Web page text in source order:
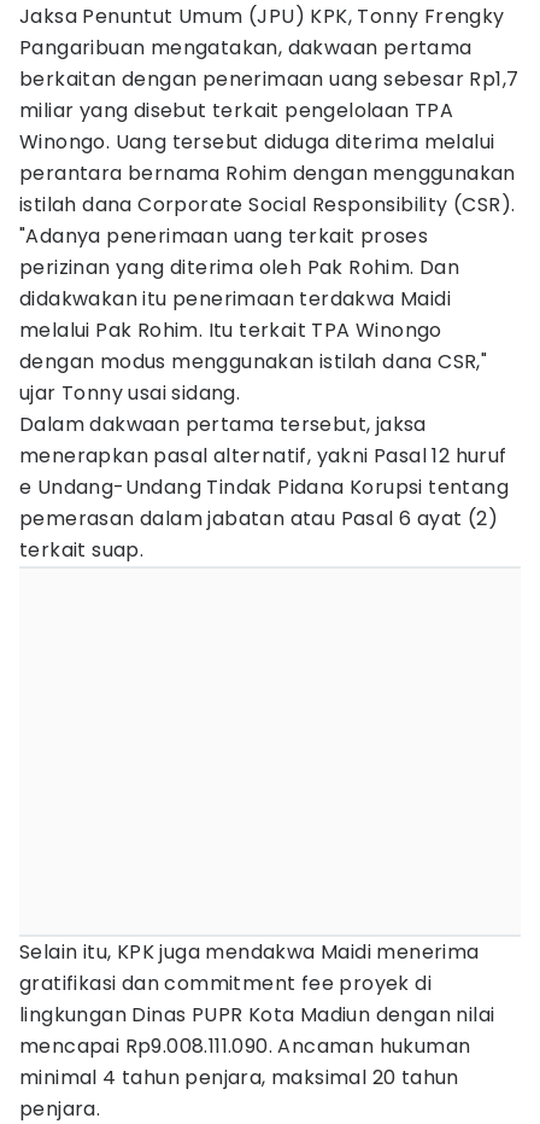
Jaksa Penuntut Umum (JPU) KPK, Tonny Frengky
Pangaribuan mengatakan, dakwaan pertama
berkaitan dengan penerimaan uang sebesar Rp1,7
miliar yang disebut terkait pengelolaan TPA
Winongo. Uang tersebut diduga diterima melalui
perantara bernama Rohim dengan menggunakan
istilah dana Corporate Social Responsibility (CSR).
"Adanya penerimaan uang terkait proses
perizinan yang diterima oleh Pak Rohim. Dan
didakwakan itu penerimaan terdakwa Maidi
melalui Pak Rohim. Itu terkait TPA Winongo
dengan modus menggunakan istilah dana CSR,"
ujar Tonny usai sidang.
Dalam dakwaan pertama tersebut, jaksa
menerapkan pasal alternatif, yakni Pasal 12 huruf
e Undang-Undang Tindak Pidana Korupsi tentang
pemerasan dalam jabatan atau Pasal 6 ayat (2)
terkait suap.
Selain itu, KPK juga mendakwa Maidi menerima
gratifikasi dan commitment fee proyek di
lingkungan Dinas PUPR Kota Madiun dengan nilai
mencapai Rp9.008.111.090. Ancaman hukuman
minimal 4 tahun penjara, maksimal 20 tahun
penjara.